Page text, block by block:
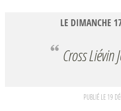
LE DIMANCHE
Cross
PUBLIÉ LE 19